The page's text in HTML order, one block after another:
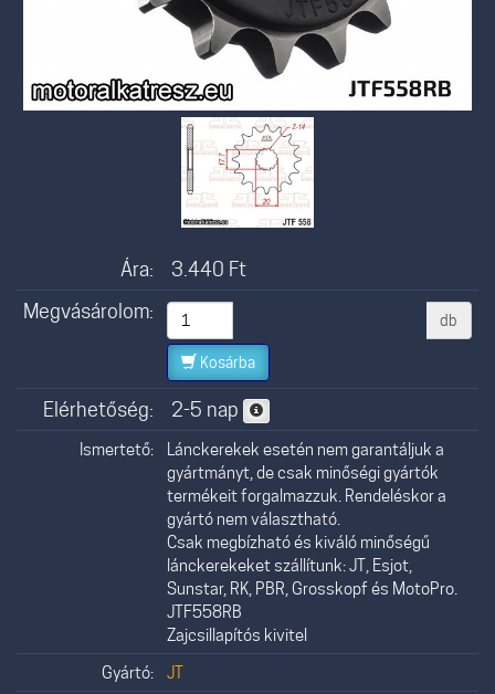
Ára: 3.440 Ft
Megvásárolom:
db
Kosárba
Elérhetőség: 2-5 nap
Ismertető:
Lánckerekek esetén nem garantáljuk a
gyártmányt, de csak minőségi gyártók
termékeit forgalmazzuk. Rendeléskor a
gyártó nem választható.
Csak megbízható és kiváló minőségű
lánckerekeket szállítunk: JT, Esjot,
Sunstar, RK, PBR, Grosskopf és MotoPro.
JTF558RB
Zajcsillapítós kivitel
Gyártó:
JT